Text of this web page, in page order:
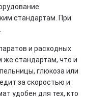
стандартам. При
и расходных
же стандартам, что и
глюкоза или
за скоростью и
удобен для тех, кто